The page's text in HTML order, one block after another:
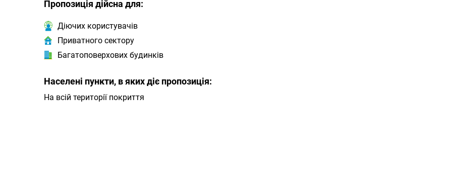
Пропозиція дійсна для:
Діючих користувачів
Приватного сектору
Багатоповерхових будинків
Населені пункти, в яких діє пропозиція:
На всій території покриття